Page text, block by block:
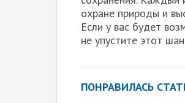
охране природы и
Если у вас будет
не упустите этот
ПОНРАВИЛАСЬ